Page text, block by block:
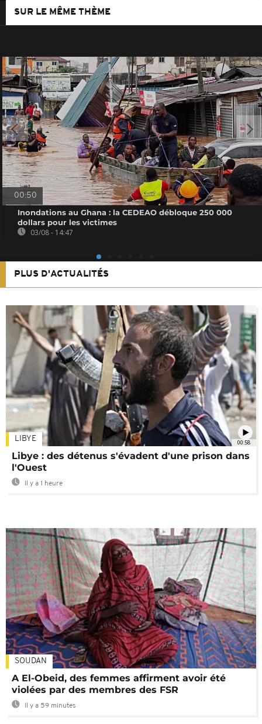
SUR LE MÊME THÈME
00:50
Inondations au Ghana : la CEDEAO débloque 250 000
dollars pour les victimes
03/08 - 14:47
PLUS D'ACTUALITÉS
00:58
LIBYE
Libye : des détenus s'évadent d'une prison dans
l'Ouest
Il y a 1 heure
SOUDAN
A El-Obeid, des femmes affirment avoir été
violées par des membres des FSR
Il y a 59 minutes